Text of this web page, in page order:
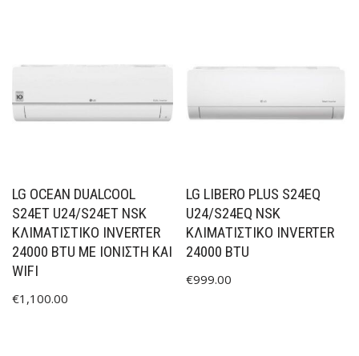
LG OCEAN DUALCOOL
S24ET U24/S24ET NSK
ΚΛΙΜΑΤΙΣΤΙΚΌ INVERTER
24000 BTU ΜΕ ΙΟΝΙΣΤΉ ΚΑΙ
WIFI
€1,100.00
LG LIBERO PLUS S24EQ
U24/S24EQ NSK
ΚΛΙΜΑΤΙΣΤΙΚΌ INVERTER
24000 BTU
€999.00